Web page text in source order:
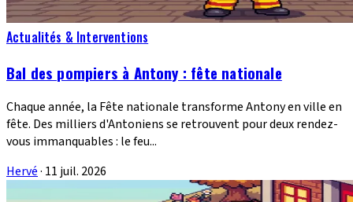
Actualités & Interventions
Bal des pompiers à Antony : fête nationale
Chaque année, la Fête nationale transforme Antony en ville en
fête. Des milliers d'Antoniens se retrouvent pour deux rendez-
vous immanquables : le feu...
Hervé· 11 juil. 2026